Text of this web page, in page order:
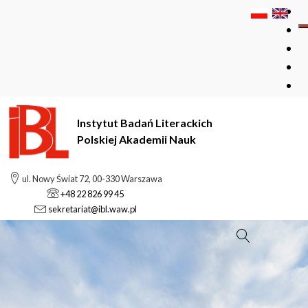
Instytut Badań Literackich
Polskiej Akademii Nauk
ul. Nowy Świat 72, 00-330 Warszawa
+48 22 826 99 45
sekretariat@ibl.waw.pl
Szukaj